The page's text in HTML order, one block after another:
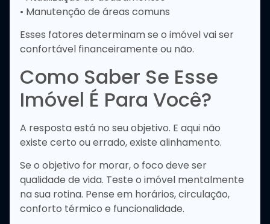
• Manutenção de áreas comuns
Esses fatores determinam se o imóvel vai ser
confortável financeiramente ou não.
Como Saber Se Esse
Imóvel É Para Você?
A resposta está no seu objetivo. E aqui não
existe certo ou errado, existe alinhamento.
Se o objetivo for morar, o foco deve ser
qualidade de vida. Teste o imóvel mentalmente
na sua rotina. Pense em horários, circulação,
conforto térmico e funcionalidade.